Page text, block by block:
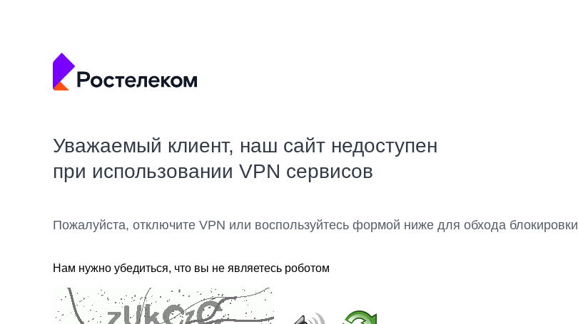
Уважаемый клиент, наш сайт недоступен
при использовании VPN сервисов
Пожалуйста, отключите VPN или воспользуйтесь формой ниже для обхода блокировки
Нам нужно убедиться, что вы не являетесь роботом